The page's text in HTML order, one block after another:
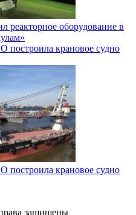
реакторное оборудование в
построила крановое судно
построила крановое судно
защищены